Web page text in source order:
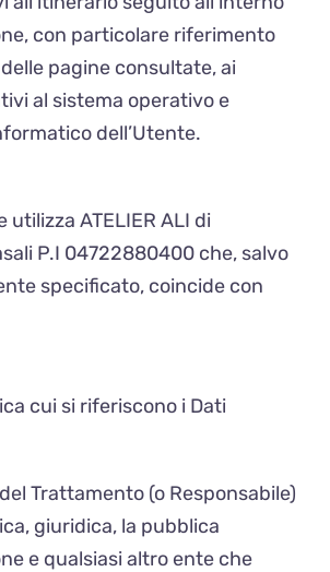
con particolare riferimento
pagine consultate, ai
al sistema operativo e
dell’Utente.
utilizza ATELIER ALI di
P.I 04722880400 che, salvo
specificato, coincide con
cui si riferiscono i Dati
Trattamento (o Responsabile)
giuridica, la pubblica
e qualsiasi altro ente che